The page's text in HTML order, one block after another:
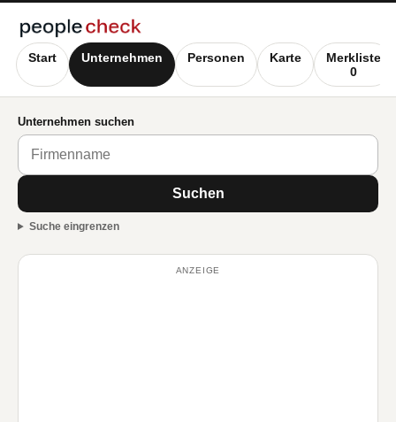
Start Unternehmen Personen Karte
Merkliste
0
Unternehmen suchen
Suchen
Suche eingrenzen
ANZEIGE